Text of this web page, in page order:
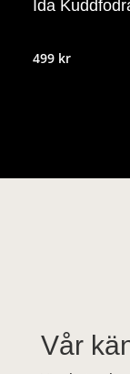
Ida
499 kr
Vår